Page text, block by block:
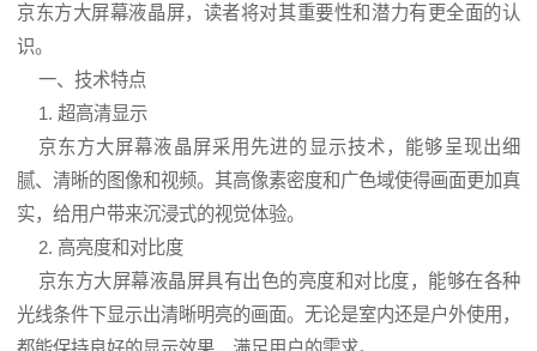
京东方大屏幕液晶屏，读者将对其重要性和潜力有更全面的认
识。
一、技术特点
1. 超高清显示
京东方大屏幕液晶屏采用先进的显示技术，能够呈现出细
腻、清晰的图像和视频。其高像素密度和广色域使得画面更加真
实，给用户带来沉浸式的视觉体验。
2. 高亮度和对比度
京东方大屏幕液晶屏具有出色的亮度和对比度，能够在各种
光线条件下显示出清晰明亮的画面。无论是室内还是户外使用，